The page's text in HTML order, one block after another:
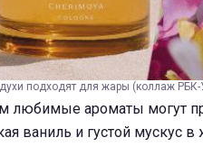
подходят для жары (коллаж РБК-
любимые ароматы могут
ваниль и густой мускус